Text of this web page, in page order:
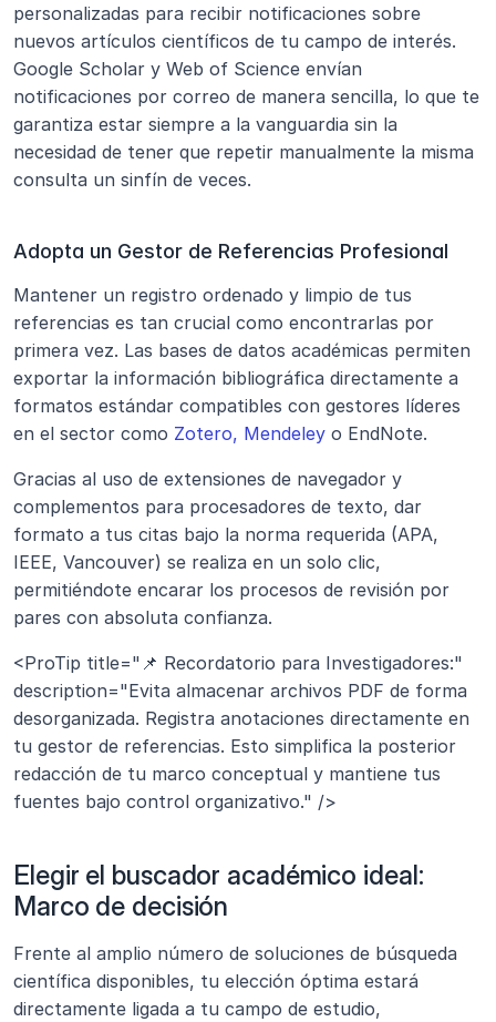
personalizadas para recibir notificaciones sobre
nuevos artículos científicos de tu campo de interés.
Google Scholar y Web of Science envían
notificaciones por correo de manera sencilla, lo que te
garantiza estar siempre a la vanguardia sin la
necesidad de tener que repetir manualmente la misma
consulta un sinfín de veces.
Adopta un Gestor de Referencias Profesional
Mantener un registro ordenado y limpio de tus
referencias es tan crucial como encontrarlas por
primera vez. Las bases de datos académicas permiten
exportar la información bibliográfica directamente a
formatos estándar compatibles con gestores líderes
en el sector como Zotero, Mendeley o EndNote.
Gracias al uso de extensiones de navegador y
complementos para procesadores de texto, dar
formato a tus citas bajo la norma requerida (APA,
IEEE, Vancouver) se realiza en un solo clic,
permitiéndote encarar los procesos de revisión por
pares con absoluta confianza.
<ProTip title="📌 Recordatorio para Investigadores:"
description="Evita almacenar archivos PDF de forma
desorganizada. Registra anotaciones directamente en
tu gestor de referencias. Esto simplifica la posterior
redacción de tu marco conceptual y mantiene tus
fuentes bajo control organizativo." />
Elegir el buscador académico ideal:
Marco de decisión
Frente al amplio número de soluciones de búsqueda
científica disponibles, tu elección óptima estará
directamente ligada a tu campo de estudio,